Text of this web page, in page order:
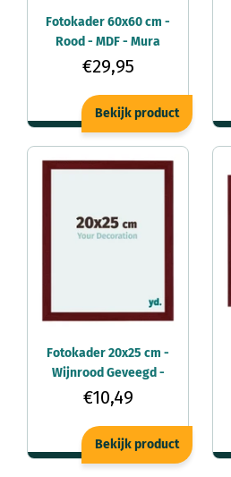
Fotokader 60x60 cm -
Rood - MDF - Mura
€29,95
Bekijk product
Fotokader 20x25 cm -
Wijnrood Geveegd -
MDF - Mura
€10,49
Bekijk product